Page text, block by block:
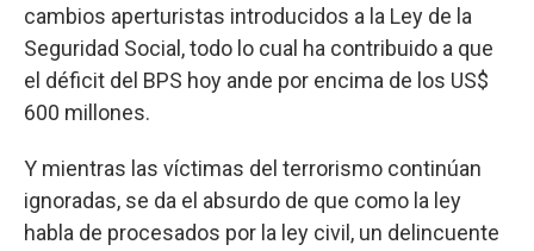
cambios aperturistas introducidos a la Ley de la
Seguridad Social, todo lo cual ha contribuido a que
el déficit del BPS hoy ande por encima de los US$
600 millones.
Y mientras las víctimas del terrorismo continúan
ignoradas, se da el absurdo de que como la ley
habla de procesados por la ley civil, un delincuente